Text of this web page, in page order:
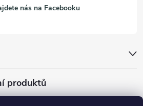
nás na Facebooku
produktů